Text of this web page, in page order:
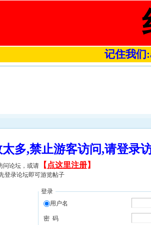
记住我们
太多,禁止游客访问,请登
问论坛，或请 【 点这里注册】
登录论坛即可游览帖子
登录
用户名
密 码